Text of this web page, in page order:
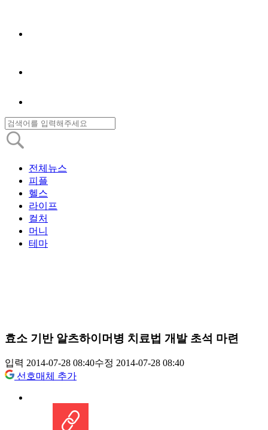
전체뉴스
피플
헬스
라이프
컬처
머니
테마
효소 기반 알츠하이머병 치료법 개발 초석 마련
입력 2014-07-28 08:40수정 2014-07-28 08:40
선호매체 추가